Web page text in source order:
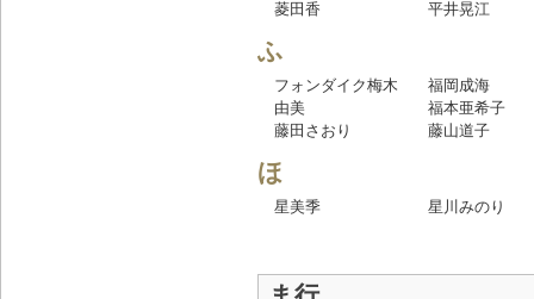
菱田香 平井晃江
ふ
フォンダイク梅木
由美
福岡成海
福本亜希子
藤田さおり
藤山道子
ほ
星美季 星川みのり